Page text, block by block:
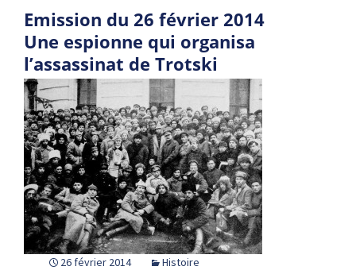
Emission du 26 février 2014
Une espionne qui organisa
l’assassinat de Trotski
26 février 2014 Histoire